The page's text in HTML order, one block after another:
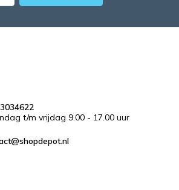
t/m vrijdag 9.00 - 17.00 uur